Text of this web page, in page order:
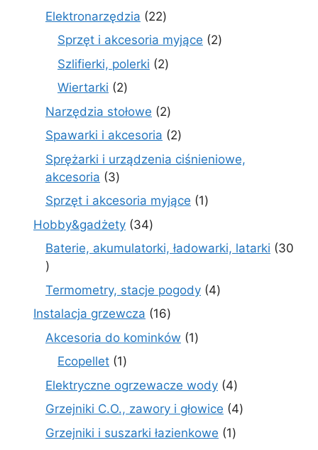
Elektronarzędzia 2222
produkty
Sprzęt i akcesoria myjące 22
Szlifierki, polerki 22
Wiertarki 22
produkty
Narzędzia stołowe 22
produkty
Spawarki i akcesoria 22
produkty
Sprężarki i urządzenia ciśnieniowe,
akcesoria
33
produkty
Sprzęt i akcesoria myjące 11
Hobby&gadżety 3434
produkty
Baterie, akumulatorki, ładowarki, latarki
30
30
produktów
Termometry, stacje pogody 44
Instalacja grzewcza 1616
produktów
Akcesoria do kominków 11
Ecopellet 11
Elektryczne ogrzewacze wody 44
produkty
Grzejniki C.O., zawory i głowice 44
Grzejniki i suszarki łazienkowe 11